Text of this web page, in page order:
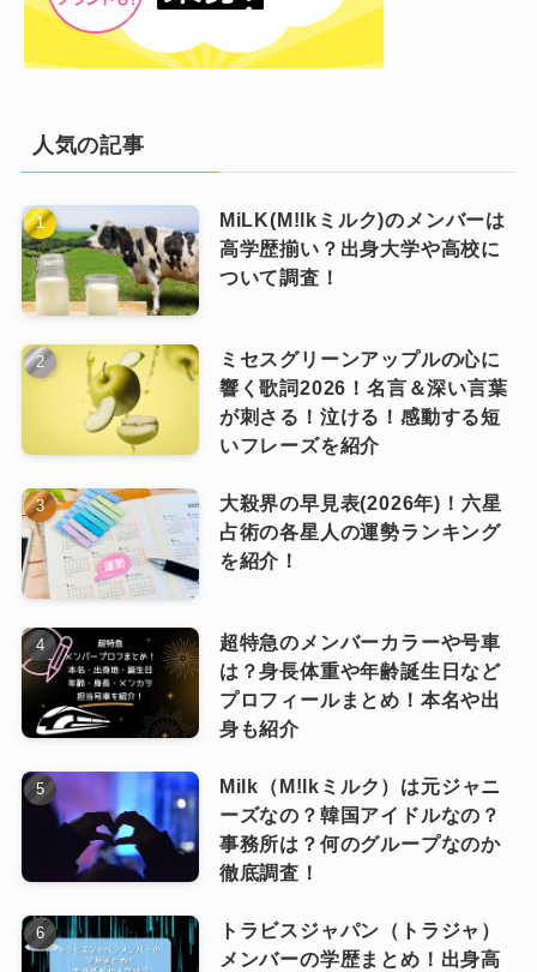
感情を吐露するような歌詞と、優しく包み込む
くなる曲」として多くの人に支持されていま
第3位：幸せ
アニメ『ホリミヤ-piece-』のオープニン
グ主題歌として知られる「幸せ」は、ポ
ジティブなメッセージとキャッチーなメ
ロディで幅広い層に人気。
アニメファンからの支持も厚く、作品の世界観
とシンクロする歌詞が印象的です。ライブで聴
くとまた違った温かみがあり、何度も聴きたく
なる一曲。
第4位：EVERBLUE
アニメ『ブルーピリオド』のOP主題歌。
複雑な恋愛の機微や、人には言えない感情の揺
渦幕
Omoinotakeのサウンドにおいて重要な
「コーラスワーク」が特に光る一曲。
ギターレス構成ならではの音の余白が美しく、
夜のドライブや静かな時間にぴったりのナンバ
ーです。
歌詞も抽象的で、聴く人によって様々なイメー
Friction
路上ライブ時代の雰囲気を感じさせるこの曲
は、荒削りながらも熱のこもった演奏が魅力。
洗練された現在のOmoinotakeとはまた違った、
初期衝動のようなピュアなエネルギーが詰まっ
ています。ライブ音源などで聴くと、より一層
人気の記事
MiLK(M!lkミルク)のメンバーは
高学歴揃い？出身大学や高校に
ついて調査！
ミセスグリーンアップルの心に
響く歌詞2026！名言＆深い言葉
が刺さる！泣ける！感動する短
いフレーズを紹介
大殺界の早見表(2026年)！六星
占術の各星人の運勢ランキング
を紹介！
超特急のメンバーカラーや号車
は？身長体重や年齢誕生日など
プロフィールまとめ！本名や出
身も紹介
Milk（M!lkミルク）は元ジャニ
ーズなの？韓国アイドルなの？
事務所は？何のグループなのか
徹底調査！
トラビスジャパン（トラジャ）
メンバーの学歴まとめ！出身高